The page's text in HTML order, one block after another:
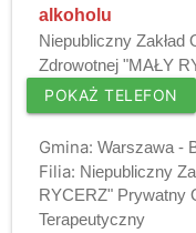
alkoholu
Niepubliczny Zakład
Zdrowotnej "MAŁY
POKAŻ TELEFON
Gmina: Warszawa -
Filia: Niepubliczny
RYCERZ" Prywatny
Terapeutyczny